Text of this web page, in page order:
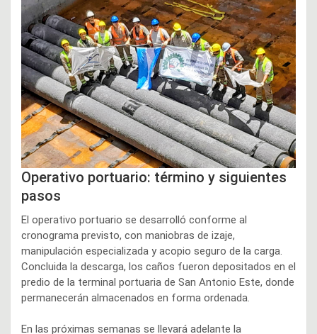
Operativo portuario: término y siguientes
pasos
El operativo portuario se desarrolló conforme al
cronograma previsto, con maniobras de izaje,
manipulación especializada y acopio seguro de la carga.
Concluida la descarga, los caños fueron depositados en el
predio de la terminal portuaria de San Antonio Este, donde
permanecerán almacenados en forma ordenada.
En las próximas semanas se llevará adelante la